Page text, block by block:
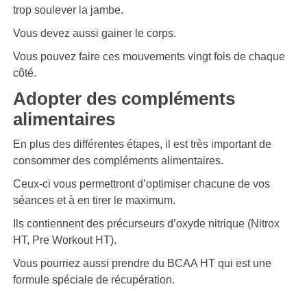
trop soulever la jambe.
Vous devez aussi gainer le corps.
Vous pouvez faire ces mouvements vingt fois de chaque
côté.
Adopter des compléments
alimentaires
En plus des différentes étapes, il est très important de
consommer des compléments alimentaires.
Ceux-ci vous permettront d’optimiser chacune de vos
séances et à en tirer le maximum.
Ils contiennent des précurseurs d’oxyde nitrique (Nitrox
HT, Pre Workout HT).
Vous pourriez aussi prendre du BCAA HT qui est une
formule spéciale de récupération.